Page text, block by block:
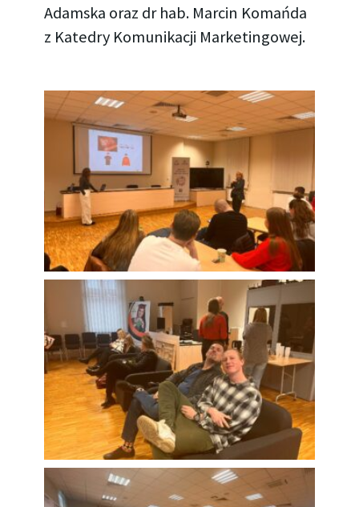
Adamska oraz dr hab. Marcin Komańda
z Katedry Komunikacji Marketingowej.